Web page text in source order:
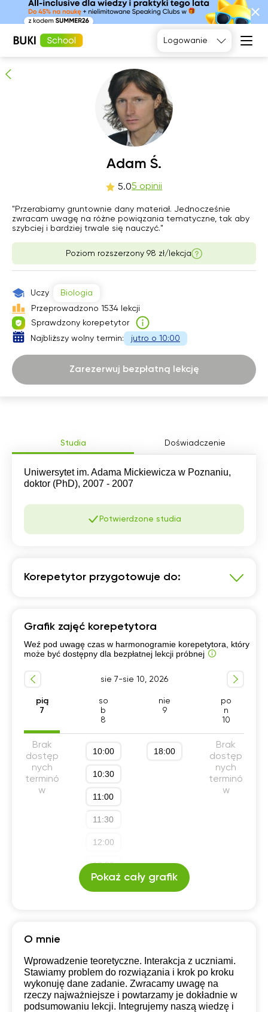
Matematyka
Język polski
Język
angielski
Język
francuski
Język
Logowanie
Adam Ś. 5 osób poleca
Studia Doświadczenie
Uniwersytet im. Adama Mickiewicza w Poznaniu,
doktor (PhD), 2007 - 2007
Potwierdzone studia
Korepetytor przygotowuje do:
Przygotowanie do olimpiad Kursy uniwersyteckie
Przygotowanie do matury rozszerzonej
Konkurs przedmiotowy Konkurs kuratoryjny
Grafik zajęć korepetytora
Weź pod uwagę czas w harmonogramie korepetytora, który
może być dostępny dla bezpłatnej lekcji próbnej
sie 7-sie 10, 2026
pią
7
so
b
8
nie
9
po
n
10
Brak
dostęp
nych
terminó
w
10:00
10:30
11:00
11:30
12:00
12:30
14:30
15:00
17:00
18:00
Brak
dostęp
nych
terminó
w
Pokaż cały grafik
O mnie
Wprowadzenie teoretyczne. Interakcja z uczniami.
Stawiamy problem do rozwiązania i krok po kroku
wykonuję dane zadanie. Zwracamy uwagę na
rzeczy najważniejsze i powtarzamy je dokładnie w
podsumowaniu lekcji. Integrujemy naszą wiedzę i
Adam Ś.
5.05 opinii
"Przerabiamy gruntownie dany materiał. Jednocześnie
zwracam uwagę na różne powiązania tematyczne, tak aby
szybciej i bardziej trwale się nauczyć."
Poziom rozszerzony 98 zł/lekcja
Uczy
Biologia
Przeprowadzono 1534 lekcji
Sprawdzony korepetytor
Najbliższy wolny termin:
jutro o 10:00
Zarezerwuj bezpłatną lekcję
sob
nie
Brak
dostępnych
terminów
10:00
10:30
11:00
12:30
13:30
17:30
18:00
18:00
Brak
dostępnych